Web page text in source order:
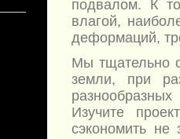
подвалом. К
влагой,
деформаций,
Мы тщательно
земли, при
Изучите
сэкономить не